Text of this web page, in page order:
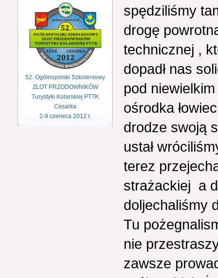
52. Ogólnopolski Szkoleniowy
ZLOT PRZODOWNIKÓW
Turystyki Kolarskiej PTTK
Cesarka
2-9 czerwca 2012 r.
spędziliśmy
drogę
technicznej ,
dopadł nas
pod
ośrodka
drodze swoją
ustał
terez
strażackiej a
doljechaliśmy
Tu
nie
zawsze